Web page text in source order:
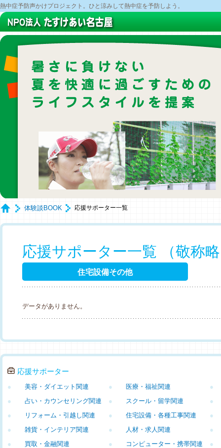
熱中症予防声かけプロジェクト。ひと涼みして熱中症を予防しよう。
体験談BOOK 応援サポーター一覧
応援サポーター一覧 （敬称
住宅設備その他
データがありません。
応援サポーター
美容・ダイエット関連
● 医療・福祉関連
●
●
占い・カウンセリング関連
● スクール・留学関連
●
●
リフォーム・引越し関連
● 住宅設備・各種工事関連
●
●
雑貨・インテリア関連
● 人材・求人関連
●
●
買取・金融関連
● コンピューター・携帯関連
●
●